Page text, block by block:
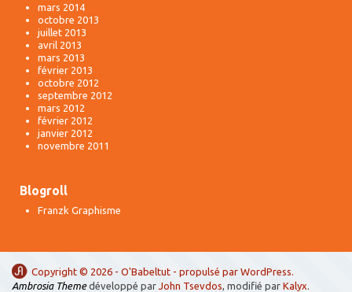
mars 2014
octobre 2013
juillet 2013
avril 2013
mars 2013
février 2013
octobre 2012
septembre 2012
mars 2012
février 2012
janvier 2012
novembre 2011
Blogroll
Franzk Graphisme
Copyright © 2026 - O'Babeltut - propulsé par WordPress.
Ambrosia Themedéveloppé par John Tsevdos, modifié par Kalyx.